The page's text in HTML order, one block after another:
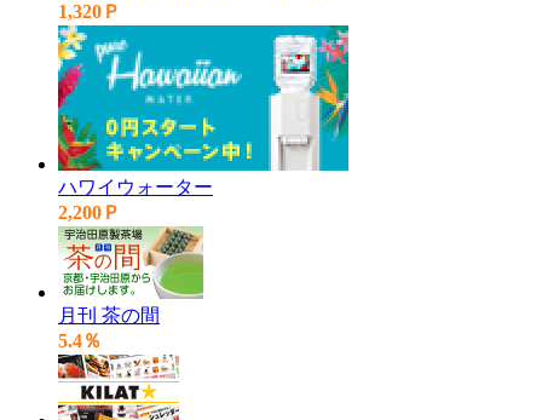
1,320Ｐ
ハワイウォーター
2,200Ｐ
月刊 茶の間
5.4％